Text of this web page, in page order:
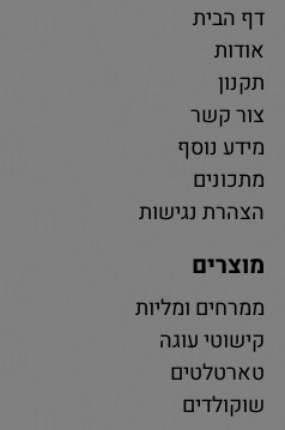
דף הבית
אודות
תקנון
צור קשר
מידע נוסף
מתכונים
הצהרת נגישות
מוצרים
ממרחים ומליות
קישוטי עוגה
טארטלטים
שוקולדים